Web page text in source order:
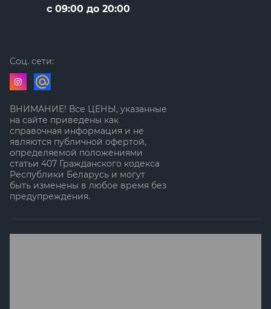
с 09:00 до 20:00
Соц. сети:
ВНИМАНИЕ! Все ЦЕНЫ, указанные
на сайте приведены как
справочная информация и не
являются публичной офертой,
определяемой положениями
статьи 407 Гражданского кодекса
Республики Беларусь и могут
быть изменены в любое время без
предупреждения.